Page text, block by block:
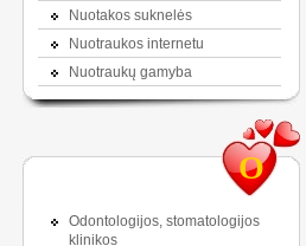
Nuotakos suknelės
Nuotraukos internetu
Nuotraukų gamyba
O
Odontologijos, stomatologijos
klinikos